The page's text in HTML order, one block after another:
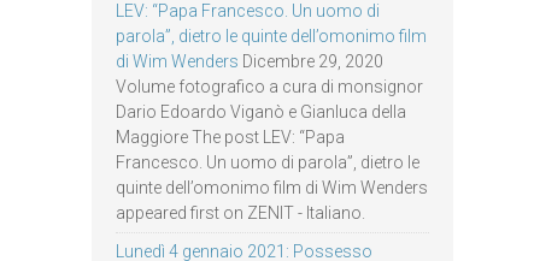
LEV: “Papa Francesco. Un uomo di
parola”, dietro le quinte dell’omonimo film
di Wim Wenders Dicembre 29, 2020
Volume fotografico a cura di monsignor
Dario Edoardo Viganò e Gianluca della
Maggiore The post LEV: “Papa
Francesco. Un uomo di parola”, dietro le
quinte dell’omonimo film di Wim Wenders
appeared first on ZENIT - Italiano.
Lunedì 4 gennaio 2021: Possesso